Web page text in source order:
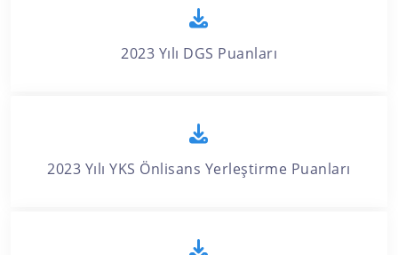
2023 Yılı DGS Puanları
2023 Yılı YKS Önlisans Yerleştirme Puanları